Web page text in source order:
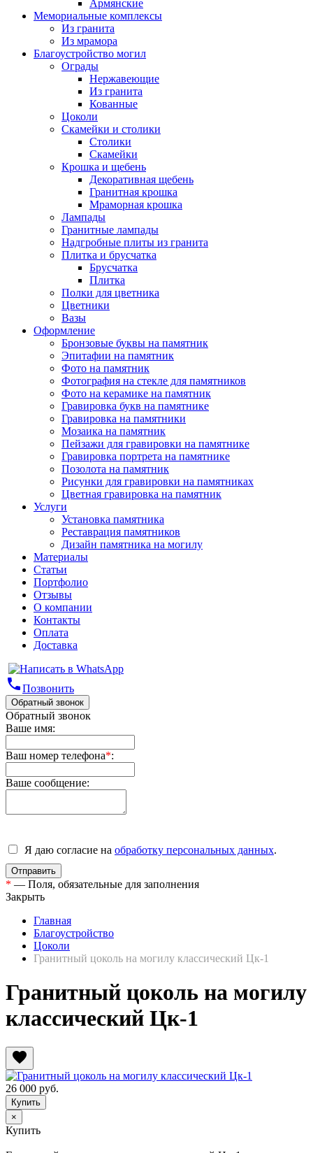
Армянские
Мемориальные комплексы
Из гранита
Из мрамора
Благоустройство могил
Ограды
Нержавеющие
Из гранита
Кованные
Цоколи
Скамейки и столики
Столики
Скамейки
Крошка и щебень
Декоративная щебень
Гранитная крошка
Мраморная крошка
Лампады
Гранитные лампады
Надгробные плиты из гранита
Плитка и брусчатка
Брусчатка
Плитка
Полки для цветника
Цветники
Вазы
Оформление
Бронзовые буквы на памятник
Эпитафии на памятник
Фото на памятник
Фотография на стекле для памятников
Фото на керамике на памятник
Гравировка букв на памятнике
Гравировка на памятники
Мозаика на памятник
Пейзажи для гравировки на памятнике
Гравировка портрета на памятнике
Позолота на памятник
Рисунки для гравировки на памятниках
Цветная гравировка на памятник
Услуги
Установка памятника
Реставрация памятников
Дизайн памятника на могилу
Материалы
Статьи
Портфолио
Отзывы
О компании
Контакты
Оплата
Доставка
phoneПозвонить
Обратный звонок
Обратный звонок
Ваше имя:
Ваш номер телефона*:
Ваше сообщение:
Я даю согласие на обработку персональных данных.
* — Поля, обязательные для заполнения
Закрыть
Главная
Благоустройство
Цоколи
Гранитный цоколь на могилу классический Цк-1
Гранитный цоколь на могилу
классический Цк-1
favorite
26 000 руб.
×
Купить